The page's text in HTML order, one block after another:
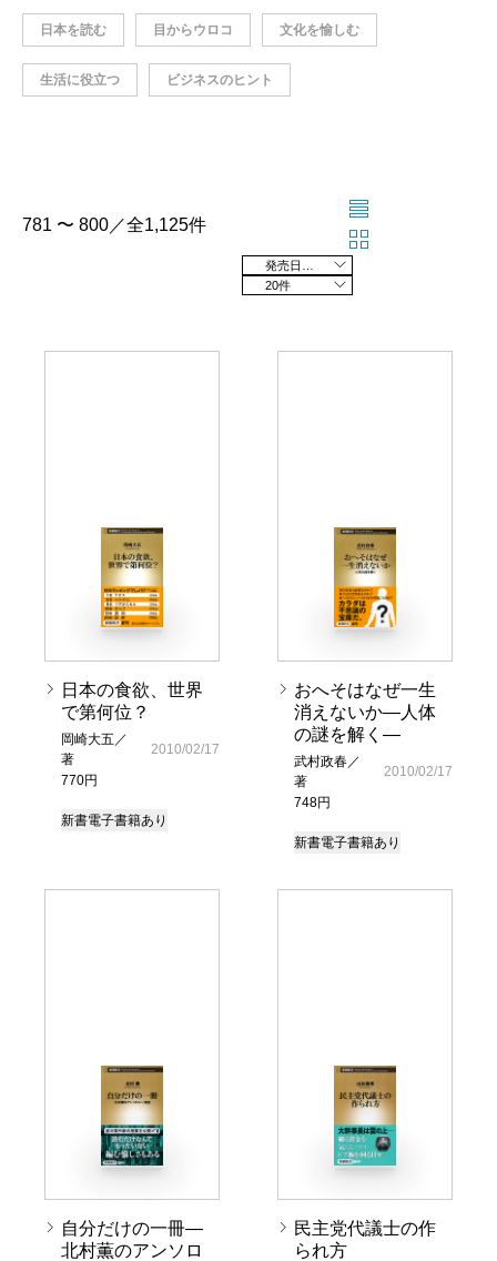
日本を読む 目からウロコ 文化を愉しむ
生活に役立つ ビジネスのヒント
781 〜 800／全1,125件
20件
日本の食欲、世界
で第何位？
岡崎大五／
著
770円
2010/02/17
新書電子書籍あり
おへそはなぜ一生
消えないか―人体
の謎を解く―
武村政春／
著
748円
2010/02/17
新書電子書籍あり
自分だけの一冊―
北村薫のアンソロ
民主党代議士の作
られ方